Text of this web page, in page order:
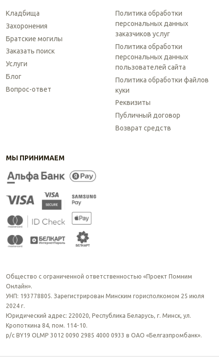
Кладбища
Захоронения
Братские могилы
Заказать поиск
Услуги
Блог
Вопрос-ответ
Политика обработки
персональных данных
заказчиков услуг
Политика обработки
персональных данных
пользователей сайта
Политика обработки файлов
куки
Реквизиты
Публичный договор
Возврат средств
МЫ ПРИНИМАЕМ
Общество с ограниченной ответственностью «Проект Помним
Онлайн».
УНП: 193778805. Зарегистрирован Минским горисполкомом 25 июля
2024 г.
Юридический адрес: 220020, Республика Беларусь, г. Минск, ул.
Кропоткина 84, пом. 114-10.
р/с BY19 OLMP 3012 0090 2985 4000 0933 в ОАО «Белгазпромбанк».